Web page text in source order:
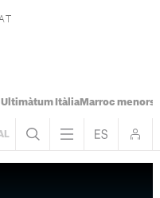
Ultimàtum ItàliaMarroc menors